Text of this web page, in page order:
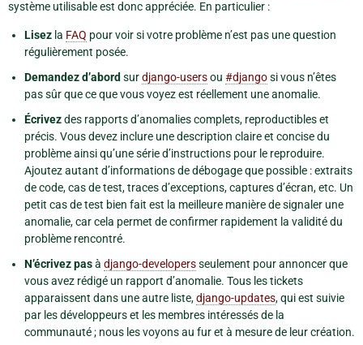
système utilisable est donc appréciée. En particulier :
Lisez la FAQ pour voir si votre problème n’est pas une question
régulièrement posée.
Demandez d’abord surdjango-usersou #djangosi vous n’êtes
pas sûr que ce que vous voyez est réellement une anomalie.
Écrivezdes rapports d’anomalies complets, reproductibles et
précis. Vous devez inclure une description claire et concise du
problème ainsi qu’une série d’instructions pour le reproduire.
Ajoutez autant d’informations de débogage que possible : extraits
de code, cas de test, traces d’exceptions, captures d’écran, etc. Un
petit cas de test bien fait est la meilleure manière de signaler une
anomalie, car cela permet de confirmer rapidement la validité du
problème rencontré.
N’écrivez pasà django-developersseulement pour annoncer que
vous avez rédigé un rapport d’anomalie. Tous les tickets
apparaissent dans une autre liste,django-updates, qui est suivie
par les développeurs et les membres intéressés de la
communauté ; nous les voyons au fur et à mesure de leur création.